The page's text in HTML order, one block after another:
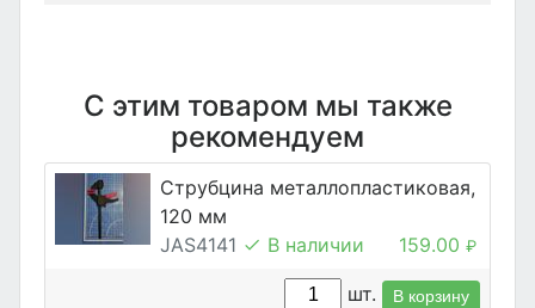
С этим товаром мы также
рекомендуем
Струбцина металлопластиковая,
120 мм
JAS4141
В наличии 159.00 ₽
шт. В корзину